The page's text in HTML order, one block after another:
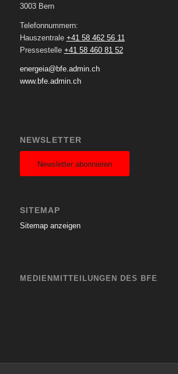
3003 Bern
Telefonnummern:
Hauszentrale +41 58 462 56 11
Pressestelle +41 58 460 81 52
energeia@bfe.admin.ch
www.bfe.admin.ch
NEWSLETTER
Newsletter abonnieren
SITEMAP
Sitemap anzeigen
MEDIENMITTEILUNGEN DES BFE